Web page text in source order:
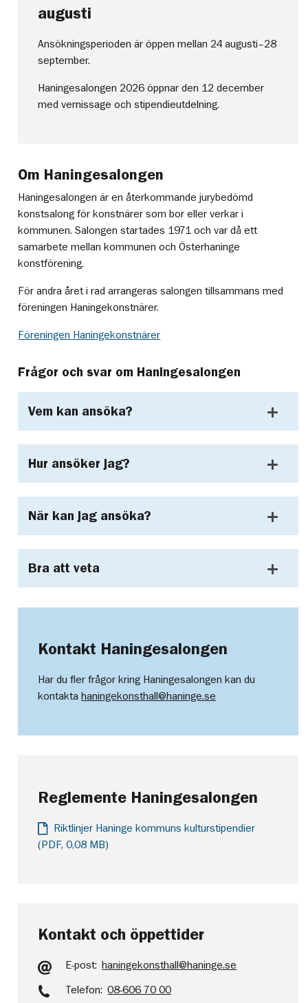
augusti
Ansökningsperioden är öppen mellan 24 augusti–28
september.
Haningesalongen 2026 öppnar den 12 december
med vernissage och stipendieutdelning.
Om Haningesalongen
Haningesalongen är en återkommande jurybedömd
konstsalong för konstnärer som bor eller verkar i
kommunen. Salongen startades 1971 och var då ett
samarbete mellan kommunen och Österhaninge
konstförening.
För andra året i rad arrangeras salongen tillsammans med
föreningen Haningekonstnärer.
Föreningen Haningekonstnärer
Frågor och svar om Haningesalongen
Vem kan ansöka?
Hur ansöker jag?
När kan jag ansöka?
Bra att veta
Kontakt Haningesalongen
Har du fler frågor kring Haningesalongen kan du
kontakta haningekonsthall@haninge.se
Reglemente Haningesalongen
Riktlinjer Haninge kommuns kulturstipendier
(PDF, 0,08 MB)
Kontakt och öppettider
E-post: haningekonsthall@haninge.se
Telefon: 08-606 70 00